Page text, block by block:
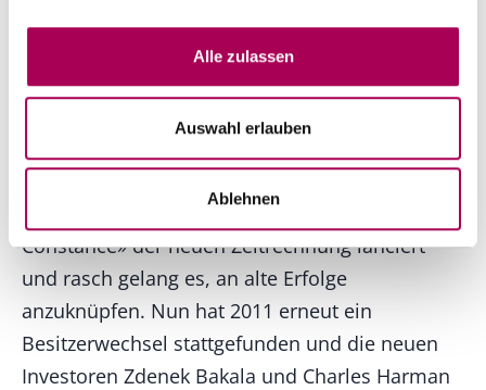
Alle zulassen
Auswahl erlauben
Ablehnen
Die jetzige Rebberg-Grösse von 82 Hektaren
wurde durch Neubepflanzungen seit 1982
erreicht. Die Neuzeit begann auf Klein
Farm durch die Jooste-Familie. Mit dem
Jahrgang 1986 wurde der erste «Vin de
Constance» der neuen Zeitrechnung lanciert
und rasch gelang es, an alte Erfolge
anzuknüpfen. Nun hat 2011 erneut ein
Besitzerwechsel stattgefunden und die neuen
Investoren Zdenek Bakala und Charles Harman